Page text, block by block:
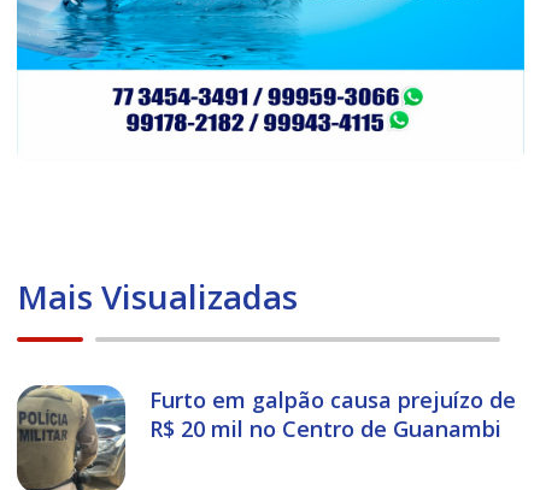
Mais Visualizadas
Furto em galpão causa prejuízo de
R$ 20 mil no Centro de Guanambi